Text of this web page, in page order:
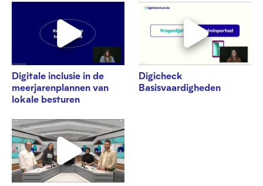
Digitale inclusie in de
meerjarenplannen van
lokale besturen
Digicheck
Basisvaardigheden